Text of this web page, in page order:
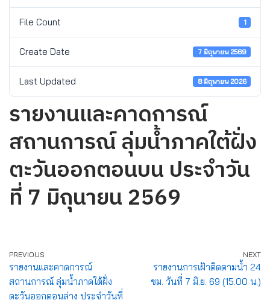
File Count 1
Create Date 7 มิถุนายน 2569
Last Updated 8 มิถุนายน 2026
รายงานและคาดการณ์
สถานการณ์ ลุ่มน้ำภาคใต้ฝั่ง
ตะวันออกตอนบน ประจำวัน
ที่ 7 มิถุนายน 2569
PREVIOUS
รายงานและคาดการณ์
สถานการณ์ ลุ่มน้ำภาคใต้ฝั่ง
ตะวันออกตอนล่าง ประจำวันที่
NEXT
รายงานการเฝ้าติดตามน้ำ 24
ชม. วันที่ 7 มิ.ย. 69 (15.00 น.)